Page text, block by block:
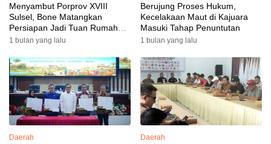
Menyambut Porprov XVIII
Sulsel, Bone Matangkan
Persiapan Jadi Tuan Rumah
yang Berkesan: Wakil Bupati
Targetkan Venue dan
Akomodasi Rampung
1 bulan yang lalu
Berujung Proses Hukum,
Kecelakaan Maut di Kajuara
Masuki Tahap Penuntutan
1 bulan yang lalu
Daerah Daerah